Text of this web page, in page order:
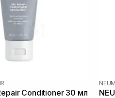
Conditioner 30 мл